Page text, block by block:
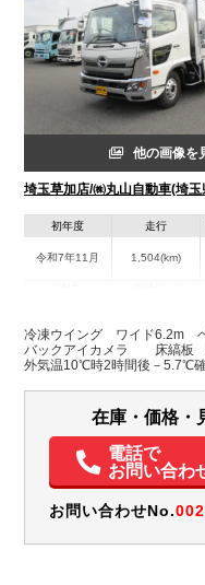
他の画像を
埼玉草加店/㈱丸山自動車(埼玉
初年度
令和7年11月
走行
1,504(km)
埼玉県
W:2,400
H:2,220
パワステ パワーウ
バックモニター
取扱説明書（
冷凍ウイング ワイド6.2m
バックアイカメラ 床縞板
外気温10℃時2時間後－
在庫・価格・
電話で
お問い合わ
お問い合わせNo.